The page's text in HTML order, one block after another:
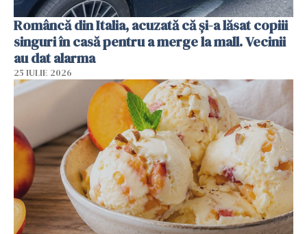
Româncă din Italia, acuzată că și-a lăsat copiii
singuri în casă pentru a merge la mall. Vecinii
au dat alarma
25 IULIE 2026